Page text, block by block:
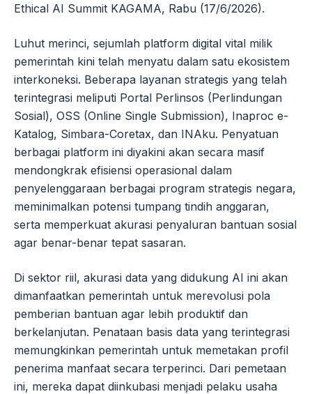
Ethical AI Summit KAGAMA, Rabu (17/6/2026).
Luhut merinci, sejumlah platform digital vital milik
pemerintah kini telah menyatu dalam satu ekosistem
interkoneksi. Beberapa layanan strategis yang telah
terintegrasi meliputi Portal Perlinsos (Perlindungan
Sosial), OSS (Online Single Submission), Inaproc e-
Katalog, Simbara-Coretax, dan INAku. Penyatuan
berbagai platform ini diyakini akan secara masif
mendongkrak efisiensi operasional dalam
penyelenggaraan berbagai program strategis negara,
meminimalkan potensi tumpang tindih anggaran,
serta memperkuat akurasi penyaluran bantuan sosial
agar benar-benar tepat sasaran.
Di sektor riil, akurasi data yang didukung AI ini akan
dimanfaatkan pemerintah untuk merevolusi pola
pemberian bantuan agar lebih produktif dan
berkelanjutan. Penataan basis data yang terintegrasi
memungkinkan pemerintah untuk memetakan profil
penerima manfaat secara terperinci. Dari pemetaan
ini, mereka dapat diinkubasi menjadi pelaku usaha